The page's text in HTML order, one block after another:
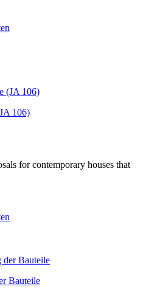
106)
for contemporary houses that
Bauteile